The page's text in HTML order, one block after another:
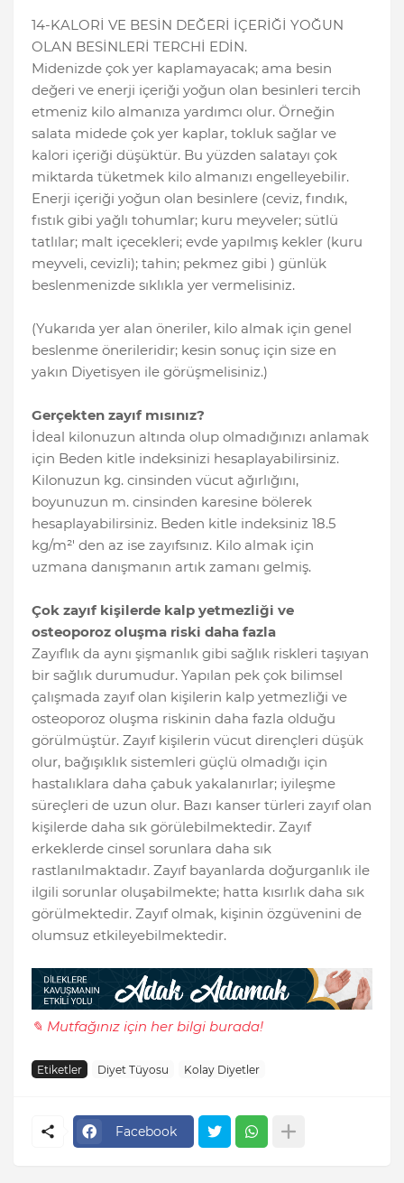
14-KALORİ VE BESİN DEĞERİ İÇERİĞİ YOĞUN
OLAN BESİNLERİ TERCHİ EDİN.
Midenizde çok yer kaplamayacak; ama besin
değeri ve enerji içeriği yoğun olan besinleri tercih
etmeniz kilo almanıza yardımcı olur. Örneğin
salata midede çok yer kaplar, tokluk sağlar ve
kalori içeriği düşüktür. Bu yüzden salatayı çok
miktarda tüketmek kilo almanızı engelleyebilir.
Enerji içeriği yoğun olan besinlere (ceviz, fındık,
fıstık gibi yağlı tohumlar; kuru meyveler; sütlü
tatlılar; malt içecekleri; evde yapılmış kekler (kuru
meyveli, cevizli); tahin; pekmez gibi ) günlük
beslenmenizde sıklıkla yer vermelisiniz.
(Yukarıda yer alan öneriler, kilo almak için genel
beslenme önerileridir; kesin sonuç için size en
yakın Diyetisyen ile görüşmelisiniz.)
Gerçekten zayıf mısınız?
İdeal kilonuzun altında olup olmadığınızı anlamak
için Beden kitle indeksinizi hesaplayabilirsiniz.
Kilonuzun kg. cinsinden vücut ağırlığını,
boyunuzun m. cinsinden karesine bölerek
hesaplayabilirsiniz. Beden kitle indeksiniz 18.5
kg/m²' den az ise zayıfsınız. Kilo almak için
uzmana danışmanın artık zamanı gelmiş.
Çok zayıf kişilerde kalp yetmezliği ve
osteoporoz oluşma riski daha fazla
Zayıflık da aynı şişmanlık gibi sağlık riskleri taşıyan
bir sağlık durumudur. Yapılan pek çok bilimsel
çalışmada zayıf olan kişilerin kalp yetmezliği ve
osteoporoz oluşma riskinin daha fazla olduğu
görülmüştür. Zayıf kişilerin vücut dirençleri düşük
olur, bağışıklık sistemleri güçlü olmadığı için
hastalıklara daha çabuk yakalanırlar; iyileşme
süreçleri de uzun olur. Bazı kanser türleri zayıf olan
kişilerde daha sık görülebilmektedir. Zayıf
erkeklerde cinsel sorunlara daha sık
rastlanılmaktadır. Zayıf bayanlarda doğurganlık ile
ilgili sorunlar oluşabilmekte; hatta kısırlık daha sık
görülmektedir. Zayıf olmak, kişinin özgüvenini de
olumsuz etkileyebilmektedir.
✎ Mutfağınız için her bilgi burada!
Etiketler Diyet Tüyosu Kolay Diyetler
Facebook